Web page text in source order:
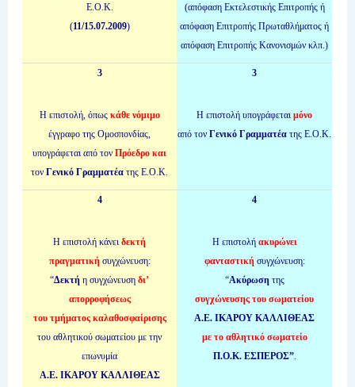
Ε.Ο.Κ.
(11/15.07.2009)
(απόφαση Εκτελεστικής Επιτροπής ή
απόφαση Επιτροπής Πρωταθλήματος ή
απόφαση Επιτροπής Κανονισμών κλπ.)
3 3
Η επιστολή, όπως κάθε νόμιμο
έγγραφο της Ομοσπονδίας,
υπογράφεται από τονΠρόεδρο και
τονΓενικό Γραμματέα της Ε.Ο.Κ.
Η επιστολή υπογράφεται μόνο
από τονΓενικό Γραμματέατης Ε.Ο.Κ.
4 4
Η επιστολή κάνειδεκτή
πραγματική συγχώνευση:
“Δεκτή η συγχώνευσηδι’
απορροφήσεως
του τμήματος καλαθοσφαίρισης
του αθλητικού σωματείου με την
επωνυμία
Α.Ε. ΙΚΑΡΟΥ ΚΑΛΛΙΘΕΑΣ
Η επιστολή ακυρώνει
φανταστικήσυγχώνευση:
“Ακύρωσητης
συγχώνευσης του σωματείου
Α.Ε. ΙΚΑΡΟΥ ΚΑΛΛΙΘΕΑΣ
με το αθλητικό σωματείο
Π.Ο.Κ. ΕΣΠΕΡΟΣ”.